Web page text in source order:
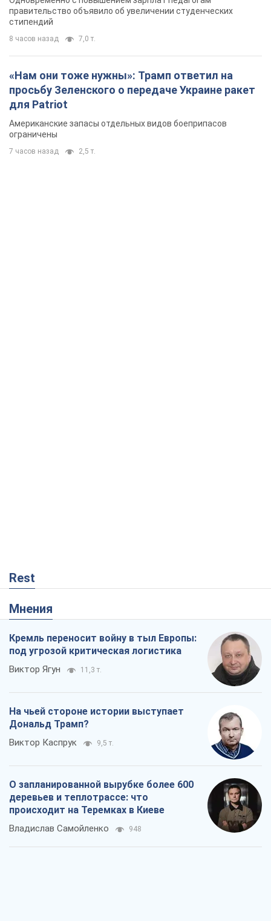
правительство объявило об увеличении студенческих
стипендий
8 часов назад 7,0 т.
«Нам они тоже нужны»: Трамп ответил на
просьбу Зеленского о передаче Украине ракет
для Patriot
Американские запасы отдельных видов боеприпасов
ограничены
7 часов назад 2,5 т.
Rest
Мнения
Кремль переносит войну в тыл Европы:
под угрозой критическая логистика
Виктор Ягун 11,3 т.
На чьей стороне истории выступает
Дональд Трамп?
Виктор Каспрук 9,5 т.
О запланированной вырубке более 600
деревьев и теплотрассе: что
происходит на Теремках в Киеве
Владислав Самойленко 948